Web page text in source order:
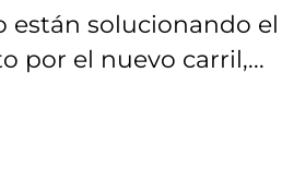
están solucionando el
por el nuevo carril,...